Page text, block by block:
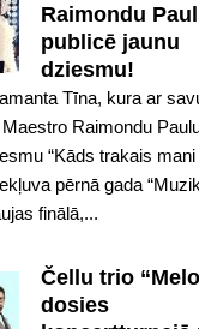
Raimondu
publicē jaunu
dziesmu!
Tīna, kura ar
Raimondu
“Kāds trakais mani
pērnā gada
finālā,...
Čellu trio
dosies